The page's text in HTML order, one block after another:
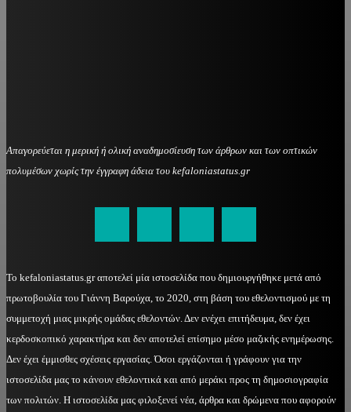
Απαγορεύεται η μερική ή ολική αναδημοσίευση των άρθρων και των οπτικών
πολυμέσων χωρίς την έγγραφη άδεια του kefaloniastatus.gr
Το kefaloniastatus.gr αποτελεί μία ιστοσελίδα που δημιουργήθηκε μετά από
πρωτοβουλία του Γιάννη Βαρούχα, το 2020, στη βάση του εθελοντισμού με τη
συμμετοχή μιας μικρής ομάδας εθελοντών. Δεν ενέχει επιτήδευμα, δεν έχει
κερδοσκοπικό χαρακτήρα και δεν αποτελεί επίσημο μέσο μαζικής ενημέρωσης.
Δεν έχει έμμισθες σχέσεις εργασίας. Όσοι εργάζονται ή γράφουν για την
ιστοσελίδα μας το κάνουν εθελοντικά και από μεράκι προς τη δημοσιογραφία
των πολιτών. Η ιστοσελίδα μας φιλοξενεί νέα, άρθρα και δρώμενα που αφορούν